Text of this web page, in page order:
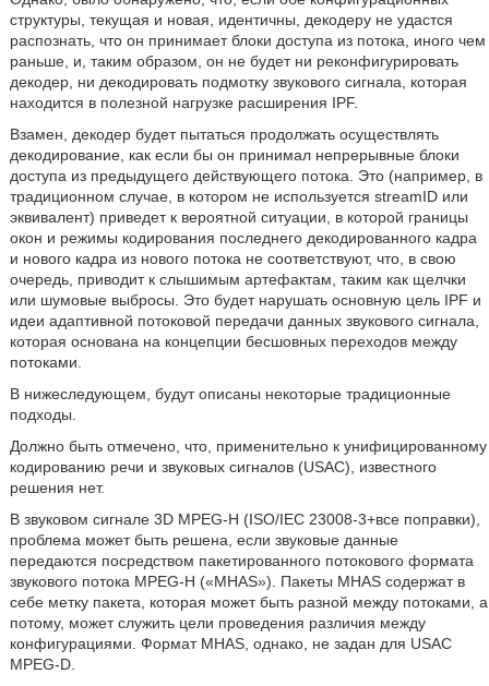
структуры, текущая и новая, идентичны, декодеру не удастся
распознать, что он принимает блоки доступа из потока, иного чем
раньше, и, таким образом, он не будет ни реконфигурировать
декодер, ни декодировать подмотку звукового сигнала, которая
находится в полезной нагрузке расширения IPF.
Взамен, декодер будет пытаться продолжать осуществлять
декодирование, как если бы он принимал непрерывные блоки
доступа из предыдущего действующего потока. Это (например, в
традиционном случае, в котором не используется streamID или
эквивалент) приведет к вероятной ситуации, в которой границы
окон и режимы кодирования последнего декодированного кадра
и нового кадра из нового потока не соответствуют, что, в свою
очередь, приводит к слышимым артефактам, таким как щелчки
или шумовые выбросы. Это будет нарушать основную цель IPF и
идеи адаптивной потоковой передачи данных звукового сигнала,
которая основана на концепции бесшовных переходов между
потоками.
В нижеследующем, будут описаны некоторые традиционные
подходы.
Должно быть отмечено, что, применительно к унифицированному
кодированию речи и звуковых сигналов (USAC), известного
решения нет.
В звуковом сигнале 3D MPEG-H (ISO/IEC 23008-3+все поправки),
проблема может быть решена, если звуковые данные
передаются посредством пакетированного потокового формата
звукового потока MPEG-H («MHAS»). Пакеты MHAS содержат в
себе метку пакета, которая может быть разной между потоками, а
потому, может служить цели проведения различия между
конфигурациями. Формат MHAS, однако, не задан для USAC
MPEG-D.